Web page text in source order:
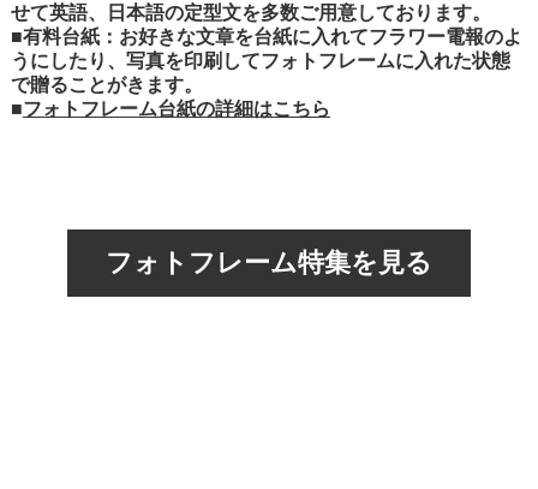
せて英語、日本語の定型文を多数ご用意しております。
■有料台紙：お好きな文章を台紙に入れてフラワー電報のよ
うにしたり、写真を印刷してフォトフレームに入れた状態
で贈ることがきます。
■フォトフレーム台紙の詳細はこちら
フォトフレーム特集を見る